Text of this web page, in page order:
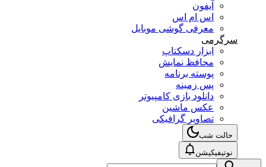
آیفون
اس ام اس
معرفی گوشی موبایل
سرگرمی
ابزار دسکتاپ
محافظ نمایش
پوسته برنامه
پس زمینه
دانلود بازی کامپیوتر
عکس ماشین
تصاویر گرافیکی
حالت شب
نوتیفیکیشن